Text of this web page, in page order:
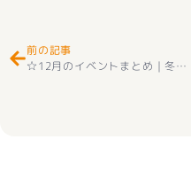
前の記事
☆12月のイベントまとめ｜冬をもっと楽しむ季節の話題をご紹介｜もてぎ不動産ブログ